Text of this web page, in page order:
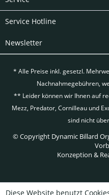
Service Hotline
Newsletter
* Alle Preise inkl. gesetzl.
Nachnahmegebühren,
** Leider können wir Ihnen auf
Mezz, Predator, Cornilleau und
sind nicht
© Copyright Dynamic Billard
Konzeption &
Diese Website benutzt